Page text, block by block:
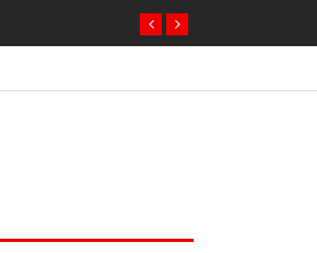
кордон із Росією: облаштовано